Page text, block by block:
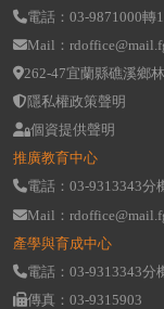
電話：03-9871000轉
Mail：
262-47宜蘭縣礁溪鄉
隱私權政策聲明
個資提供聲明
推廣教育中心
電話：03-9313343分
Mail：
產學與育成中心
電話：03-9313343分
傳真：03-9315903